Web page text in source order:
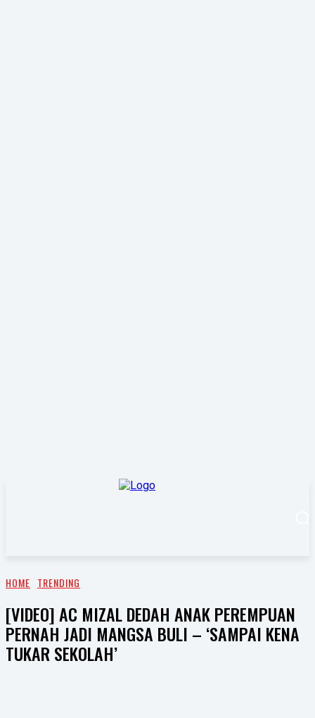
HOME TRENDING
[VIDEO] AC MIZAL DEDAH ANAK PEREMPUAN
PERNAH JADI MANGSA BULI – ‘SAMPAI KENA
TUKAR SEKOLAH’